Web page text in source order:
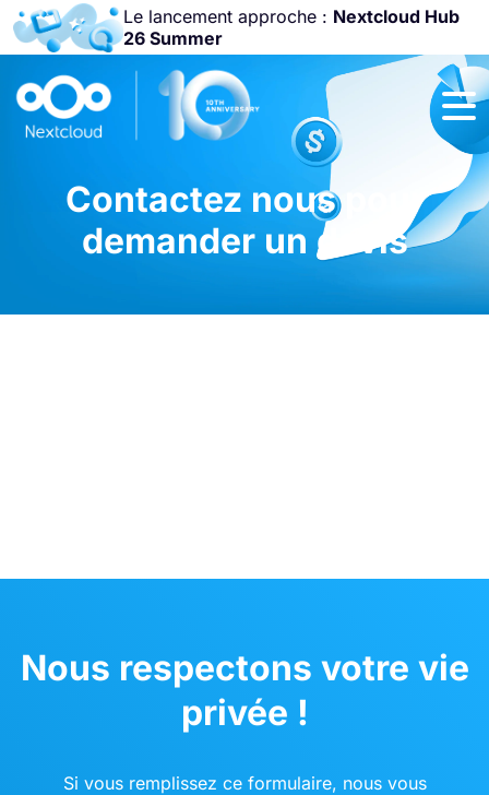
Le lancement approche : Nextcloud Hub
26 Summer
Rejoignez-nous
Community
Conference
Contactez nous pour
demander un devis
Nous respectons votre vie
privée !
Si vous remplissez ce formulaire, nous vous